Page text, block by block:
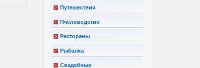
Путешествия
Пчеловодство
Рестораны
Рыбалка
Свадебные